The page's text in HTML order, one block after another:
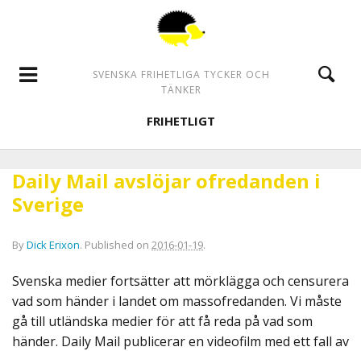
SVENSKA FRIHETLIGA TYCKER OCH
TÄNKER
FRIHETLIGT
Daily Mail avslöjar ofredanden i
Sverige
ByDick Erixon. Published on 2016-01-19.
Svenska medier fortsätter att mörklägga och censurera
vad som händer i landet om massofredanden. Vi måste
gå till utländska medier för att få reda på vad som
händer. Daily Mail publicerar en videofilm med ett fall av